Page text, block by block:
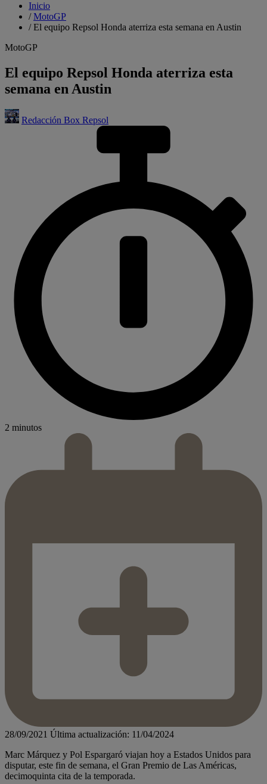
Inicio
/MotoGP
/El equipo Repsol Honda aterriza esta semana en Austin
MotoGP
El equipo Repsol Honda aterriza esta
semana en Austin
Redacción Box Repsol
2 minutos
28/09/2021 Última actualización: 11/04/2024
Marc Márquez y Pol Espargaró viajan hoy a Estados Unidos para
disputar, este fin de semana, el Gran Premio de Las Américas,
decimoquinta cita de la temporada.